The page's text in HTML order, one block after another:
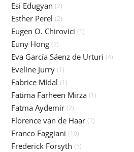
Esi Edugyan (2)
Esther Perel (2)
Eugen O. Chirovici (1)
Euny Hong (2)
Eva García Sáenz de Urturi (4)
Eveline Jurry (1)
Fabrice MIdal (1)
Fatima Farheen Mirza (1)
Fatma Aydemir (2)
Florence van de Haar (1)
Franco Faggiani (10)
Frederick Forsyth (5)